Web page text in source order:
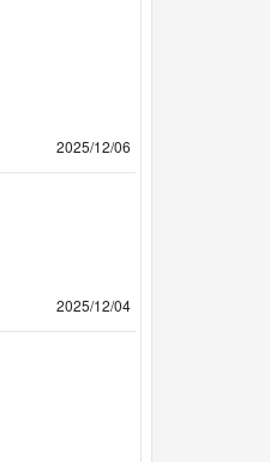
2025/12/06
2025/12/04